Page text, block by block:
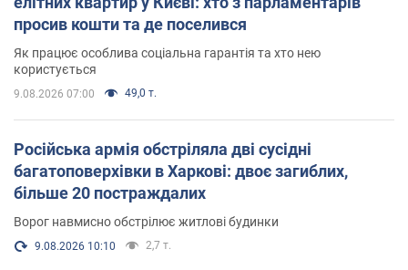
просив кошти та де поселився
Як працює особлива соціальна гарантія та хто нею
користується
9.08.2026 07:00 49,0 т.
Російська армія обстріляла дві сусідні
багатоповерхівки в Харкові: двоє загиблих,
більше 20 постраждалих
Ворог навмисно обстрілює житлові будинки
9.08.2026 10:10 2,7 т.